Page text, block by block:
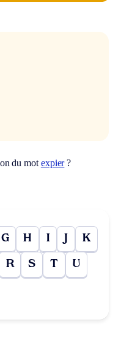
du mot expier?
G H I J K
R S T U